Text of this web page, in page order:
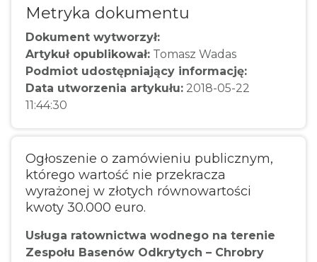
Metryka dokumentu
Dokument wytworzył:
Artykuł opublikował: Tomasz Wadas
Podmiot udostępniający informację:
Data utworzenia artykułu: 2018-05-22
11:44:30
Ogłoszenie o zamówieniu publicznym,
którego wartość nie przekracza
wyrażonej w złotych równowartości
kwoty 30.000 euro.
Usługa ratownictwa wodnego na terenie
Zespołu Basenów Odkrytych – Chrobry